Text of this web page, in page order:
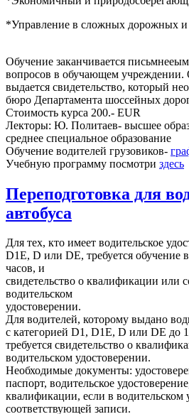
*Управление в сложных дорожных и
Обучение заканчивается
вопросов в обучающем учреждении.
выдается свидетельство, который
бюро Департамента шоссейных
Стоимость курса 200.- EUR
Лекторы: Ю. Политаев- высшее
среднее специальное образование
Обучение водителей грузовиков-
Учебную программу посмотри здесь
Переподготовка для
автобуса
Для тех, кто имеет водительское
D1E, D или DE, требуется обучение
часов, и
свидетельство о квалификации или
водительском
удостоверении.
Для водителей, которому выдано
с категорией D1, D1E, D или DE до
требуется свидетельство о
водительском удостоверении.
Необходимые документы:
паспорт, водительское
квалификации, если в водительском
соответствующей записи.